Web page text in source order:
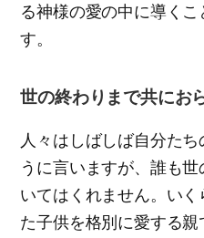
る神様の愛の中に導く
す。
世の終わりまで共にお
人々はしばしば自分た
うに言いますが、誰も
いてはくれません。い
た子供を格別に愛する